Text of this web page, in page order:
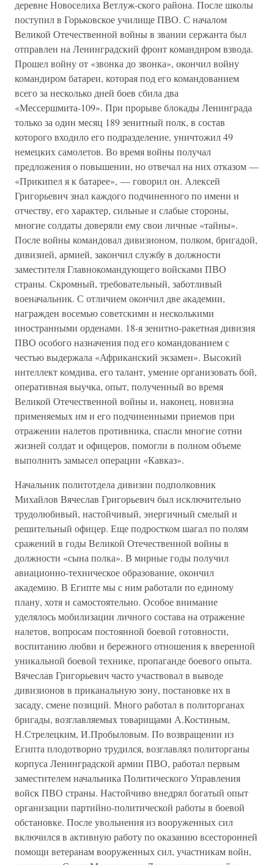
деревне Новоселиха Ветлуж-ского района. После школы
поступил в Горьковское училище ПВО. С началом
Великой Отечественной войны в звании сержанта был
отправлен на Ленинградский фронт командиром взвода.
Прошел войну от «звонка до звонка», окончил войну
командиром батареи, которая под его командованием
всего за несколько дней боев сбила два
«Мессершмита-109». При прорыве блокады Ленинграда
только за один месяц 189 зенитный полк, в состав
которого входило его подразделение, уничтожил 49
немецких самолетов. Во время войны получал
предложения о повышении, но отвечал на них отказом —
«Прикипел я к батарее», — говорил он. Алексей
Григорьевич знал каждого подчиненного по имени и
отчеству, его характер, сильные и слабые стороны,
многие солдаты доверяли ему свои личные «тайны».
После войны командовал дивизионом, полком, бригадой,
дивизией, армией, закончил службу в должности
заместителя Главнокомандующего войсками ПВО
страны. Скромный, требовательный, заботливый
военачальник. С отличием окончил две академии,
награжден восемью советскими и несколькими
иностранными орденами. 18-я зенитно-ракетная дивизия
ПВО особого назначения под его командованием с
честью выдержала «Африканский экзамен». Высокий
интеллект комдива, его талант, умение организовать бой,
оперативная выучка, опыт, полученный во время
Великой Отечественной войны и, наконец, новизна
применяемых им и его подчиненными приемов при
отражении налетов противника, спасли многие сотни
жизней солдат и офицеров, помогли в полном объеме
выполнить замысел операции «Кавказ».
Начальник политотдела дивизии подполковник
Михайлов Вячеслав Григорьевич был исключительно
трудолюбивый, настойчивый, энергичный смелый и
решительный офицер. Еще подростком шагал по полям
сражений в годы Великой Отечественной войны в
должности «сына полка». В мирные годы получил
авиационно-техническое образование, окончил
академию. В Египте мы с ним работали по единому
плану, хотя и самостоятельно. Особое внимание
уделялось мобилизации личного состава на отражение
налетов, вопросам постоянной боевой готовности,
воспитанию любви и бережного отношения к вверенной
уникальной боевой технике, пропаганде боевого опыта.
Вячеслав Григорьевич часто участвовал в выводе
дивизионов в приканальную зону, постановке их в
засаду, смене позиций. Много работал в политорганах
бригады, возглавляемых товарищами А.Костиным,
Н.Стрелецким, И.Пробыловым. По возвращении из
Египта плодотворно трудился, возглавлял политорганы
корпуса Ленинградской армии ПВО, работал первым
заместителем начальника Политического Управления
войск ПВО страны. Настойчиво внедрял богатый опыт
организации партийно-политической работы в боевой
обстановке. После увольнения из вооруженных сил
включился в активную работу по оказанию всесторонней
помощи ветеранам вооруженных сил, участникам войн,